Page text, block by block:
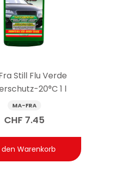
Rost auflöst und
notwendig sein.
Still Flu Verde
20°C 1 l
MA-FRA
CHF 7.45
den Warenkorb